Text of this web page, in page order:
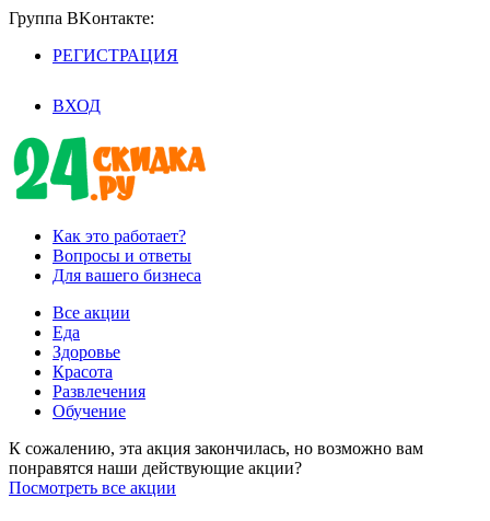
Группа BKoнтaктe:
РЕГИСТРАЦИЯ
ВХОД
Как это работает?
Вопросы и ответы
Для вашего бизнеса
Все акции
Еда
Здоровье
Красота
Развлечения
Обучение
К сожалению, эта акция закончилась, но возможно вам
понравятся наши действующие акции?
Посмотреть все акции